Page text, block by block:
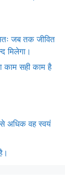
जब तक जीवित
मिलेगा।
सही काम है
अधिक वह स्वयं